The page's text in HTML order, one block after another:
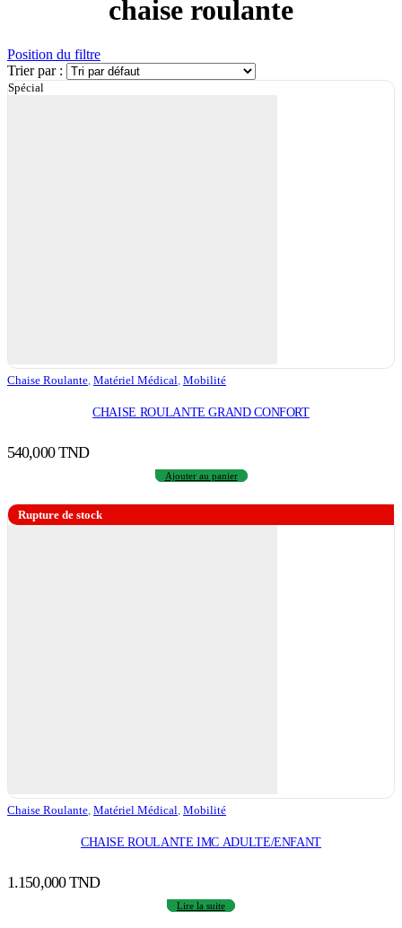
chaise roulante
Position du filtre
Trier par :
Spécial
Chaise Roulante Matériel Médical Mobilité
CHAISE ROULANTE GRAND CONFORT
540,000TND
Ajouter au panier
Rupture de stock
Chaise Roulante Matériel Médical Mobilité
CHAISE ROULANTE IMC ADULTE/ENFANT
1.150,000TND
Lire la suite